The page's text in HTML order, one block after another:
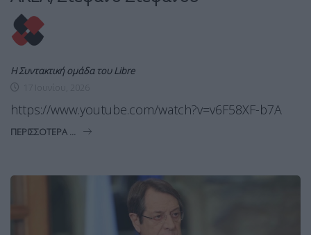
Η Συντακτική ομάδα του Libre
https://www.youtube.com/watch?v=v6F58XF-b7A
ΠΕΡΙΣΣΌΤΕΡΑ ...